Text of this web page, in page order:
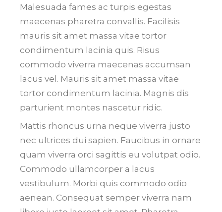
Malesuada fames ac turpis egestas
maecenas pharetra convallis. Facilisis
mauris sit amet massa vitae tortor
condimentum lacinia quis. Risus
commodo viverra maecenas accumsan
lacus vel. Mauris sit amet massa vitae
tortor condimentum lacinia. Magnis dis
parturient montes nascetur ridic.
Mattis rhoncus urna neque viverra justo
nec ultrices dui sapien. Faucibus in ornare
quam viverra orci sagittis eu volutpat odio.
Commodo ullamcorper a lacus
vestibulum. Morbi quis commodo odio
aenean. Consequat semper viverra nam